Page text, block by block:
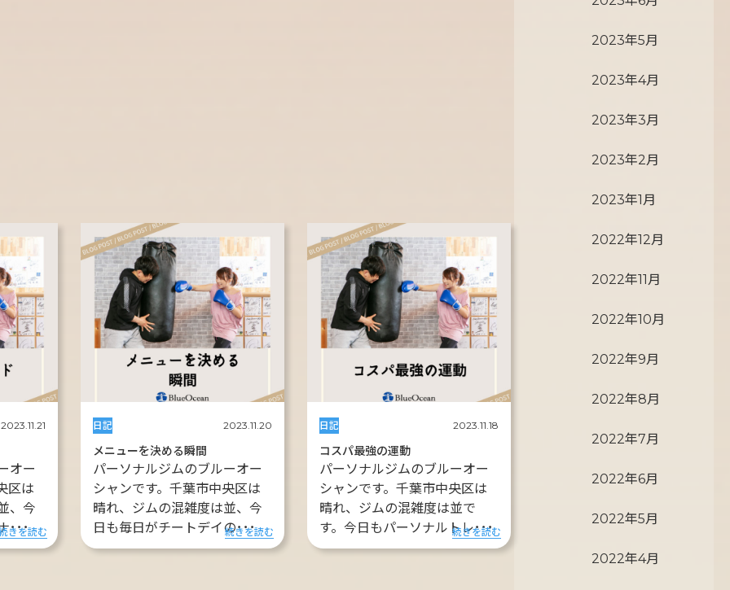
2023.11.21
オー
区は
、今
･･･
きを読む
日記 2023.11.20
メニューを決める瞬間
パーソナルジムのブルーオー
シャンです。千葉市中央区は
晴れ、ジムの混雑度は並、今
日も毎日がチートデイの･･･
続きを読む
日記 2023.11.18
コスパ最強の運動
パーソナルジムのブルーオー
シャンです。千葉市中央区は
晴れ、ジムの混雑度は並で
す。今日もパーソナルトレ･･･
続きを読む
2023年5月
2023年4月
2023年3月
2023年2月
2023年1月
2022年12月
2022年11月
2022年10月
2022年9月
2022年8月
2022年7月
2022年6月
2022年5月
2022年4月